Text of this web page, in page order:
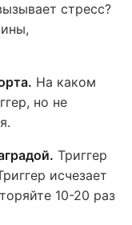
стресс?
На каком
но не
Триггер
исчезает
10-20 раз